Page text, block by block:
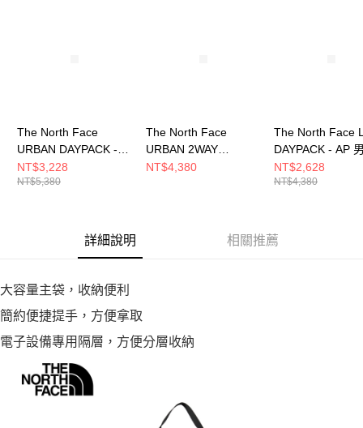
The North Face
URBAN DAYPACK -
AP 男女 後背包
NF0A8DJJ0UZ
NT$3,228
NT$5,380
The North Face
URBAN 2WAY
DAYPACK - AP 男女
NT$4,380
The North Face
DAYPACK - AP
後背包
NT$2,628
NT$4,380
詳細說明 相關推薦
大容量主袋，收納便利
簡約便捷提手，方便拿取
電子設備專用隔層，方便分層收納